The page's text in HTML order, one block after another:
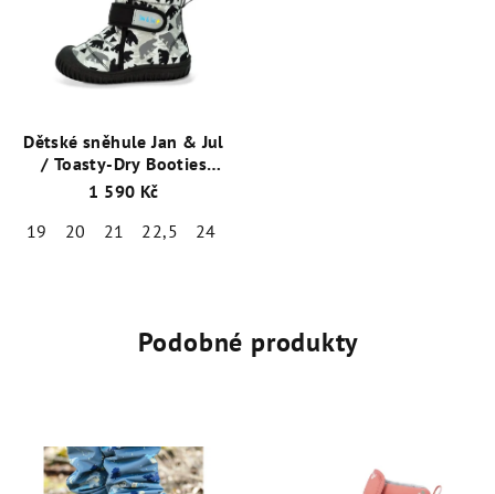
Dětské sněhule Jan & Jul
/ Toasty-Dry Booties
Medvídek / BTB-BEA
1 590 Kč
19
20 21 22,5 24
Podobné produkty